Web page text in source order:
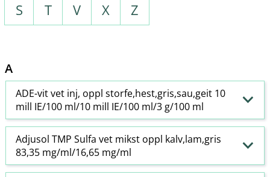
S
T V X Z
A
ADE-vit vet inj, oppl storfe,hest,gris,sau,geit 10
mill IE/100 ml/10 mill IE/100 ml/3 g/100 ml
Adjusol TMP Sulfa vet mikst oppl kalv,lam,gris
83,35 mg/ml/16,65 mg/ml